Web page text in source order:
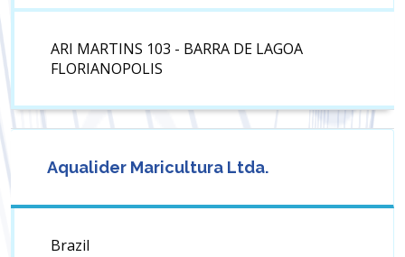
ARI MARTINS 103 - BARRA DE LAGOA
FLORIANOPOLIS
Aqualider Maricultura Ltda.
Brazil